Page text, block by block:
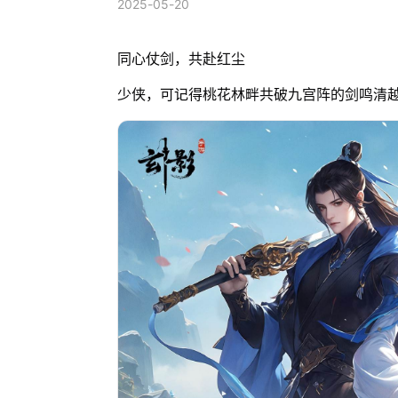
2025-05-20
同心仗剑，共赴红尘
少侠，可记得桃花林畔共破九宫阵的剑鸣清